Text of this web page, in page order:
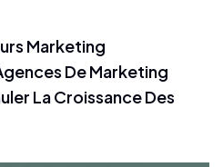
Marketing
De Marketing
La Croissance Des